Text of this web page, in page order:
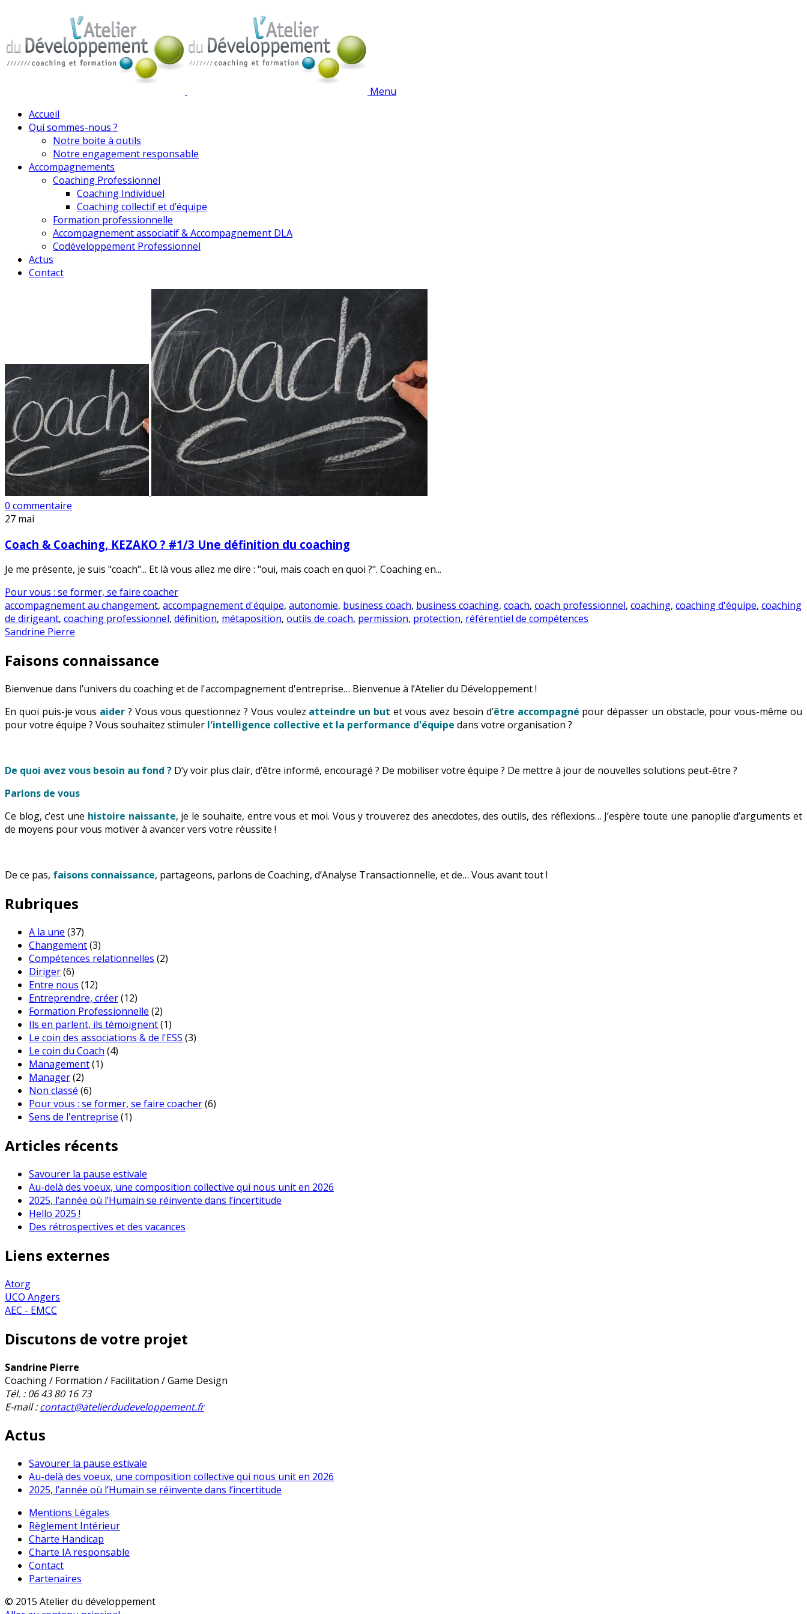
Menu
Accueil
Qui sommes-nous ?
Notre boite à outils
Notre engagement responsable
Accompagnements
Coaching Professionnel
Coaching Individuel
Coaching collectif et d’équipe
Formation professionnelle
Accompagnement associatif & Accompagnement DLA
Codéveloppement Professionnel
Actus
Contact
0 commentaire
27 mai
Coach & Coaching, KEZAKO ? #1/3 Une définition du coaching
Je me présente, je suis "coach"... Et là vous allez me dire : "oui, mais coach en quoi ?". Coaching en...
Pour vous : se former, se faire coacher
accompagnement au changement, accompagnement d'équipe, autonomie, business coach, business coaching, coach, coach professionnel, coaching, coaching d'équipe, coaching
de dirigeant, coaching professionnel, définition, métaposition, outils de coach, permission, protection, référentiel de compétences
Sandrine Pierre
Faisons connaissance
Bienvenue dans l’univers du coaching et de l'accompagnement d'entreprise… Bienvenue à l’Atelier du Développement !
En quoi puis-je vous aider ? Vous vous questionnez ? Vous voulez atteindre un but et vous avez besoin d’être accompagné pour dépasser un obstacle, pour vous-même ou
pour votre équipe ? Vous souhaitez stimuler l'intelligence collective et la performance d'équipe dans votre organisation ?
De quoi avez vous besoin au fond ? D’y voir plus clair, d’être informé, encouragé ? De mobiliser votre équipe ? De mettre à jour de nouvelles solutions peut-être ?
Parlons de vous
Ce blog, c’est une histoire naissante, je le souhaite, entre vous et moi. Vous y trouverez des anecdotes, des outils, des réflexions… J’espère toute une panoplie d’arguments et
de moyens pour vous motiver à avancer vers votre réussite !
De ce pas, faisons connaissance, partageons, parlons de Coaching, d’Analyse Transactionnelle, et de… Vous avant tout !
Rubriques
A la une (37)
Changement(3)
Compétences relationnelles (2)
Diriger(6)
Entre nous (12)
Entreprendre, créer(12)
Formation Professionnelle (2)
Ils en parlent, ils témoignent(1)
Le coin des associations & de l'ESS (3)
Le coin du Coach (4)
Management(1)
Manager(2)
Non classé (6)
Pour vous : se former, se faire coacher(6)
Sens de l'entreprise (1)
Articles récents
Savourer la pause estivale
Au-delà des voeux, une composition collective qui nous unit en 2026
2025, l’année où l’Humain se réinvente dans l’incertitude
Hello 2025 !
Des rétrospectives et des vacances
Liens externes
Atorg
UCO Angers
AEC - EMCC
Discutons de votre projet
Sandrine Pierre
Coaching / Formation / Facilitation / Game Design
Tél. : 06 43 80 16 73
E-mail :contact@atelierdudeveloppement.fr
Actus
Savourer la pause estivale
Au-delà des voeux, une composition collective qui nous unit en 2026
2025, l’année où l’Humain se réinvente dans l’incertitude
Mentions Légales
Règlement Intérieur
Charte Handicap
Charte IA responsable
Contact
Partenaires
© 2015 Atelier du développement